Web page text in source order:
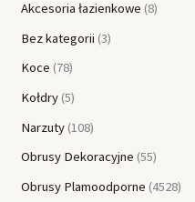
Akcesoria łazienkowe 8
Bez kategorii 3
Koce 78
Kołdry 5
Narzuty 108
Obrusy Dekoracyjne 55
Obrusy Plamoodporne 4528